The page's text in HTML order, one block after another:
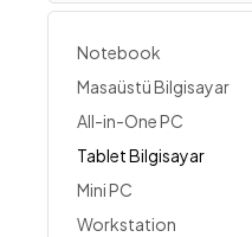
Notebook
Masaüstü Bilgisayar
All-in-One PC
Tablet Bilgisayar
Mini PC
Workstation